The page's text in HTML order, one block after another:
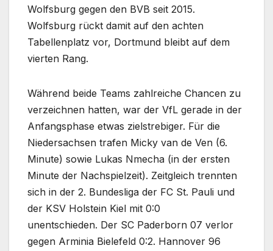
Wolfsburg gegen den BVB seit 2015.
Wolfsburg rückt damit auf den achten
Tabellenplatz vor, Dortmund bleibt auf dem
vierten Rang.
Während beide Teams zahlreiche Chancen zu
verzeichnen hatten, war der VfL gerade in der
Anfangsphase etwas zielstrebiger. Für die
Niedersachsen trafen Micky van de Ven (6.
Minute) sowie Lukas Nmecha (in der ersten
Minute der Nachspielzeit). Zeitgleich trennten
sich in der 2. Bundesliga der FC St. Pauli und
der KSV Holstein Kiel mit 0:0
unentschieden. Der SC Paderborn 07 verlor
gegen Arminia Bielefeld 0:2. Hannover 96